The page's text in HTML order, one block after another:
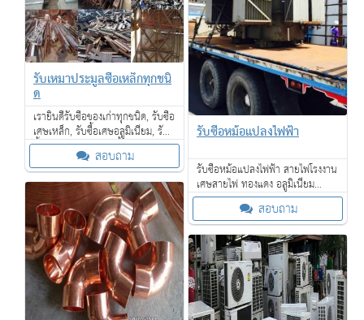
รับเหมาประมูลซื้อเหล็กทุกชนิ
ด
เรายินดีรับซื้อของเก่าทุกชนิด, รับซื้อ
เศษเหล็ก, รับซื้อเศษอลูมิเนียม, รับ
ซื้อเศษสแตนเลส, รับซื้อเศษ
ทองแดง, รับซื้อเศษทองเหลือง
เป็นต้น
สอบถาม
รับซื้อหม้อแปลงไฟฟ้า
รับซื้อหม้อแปลงไฟฟ้า สายไฟโรงงาน
เศษสายไฟ ทองแดง อลูมิเนียม
จำนวนมาก สอบถาม